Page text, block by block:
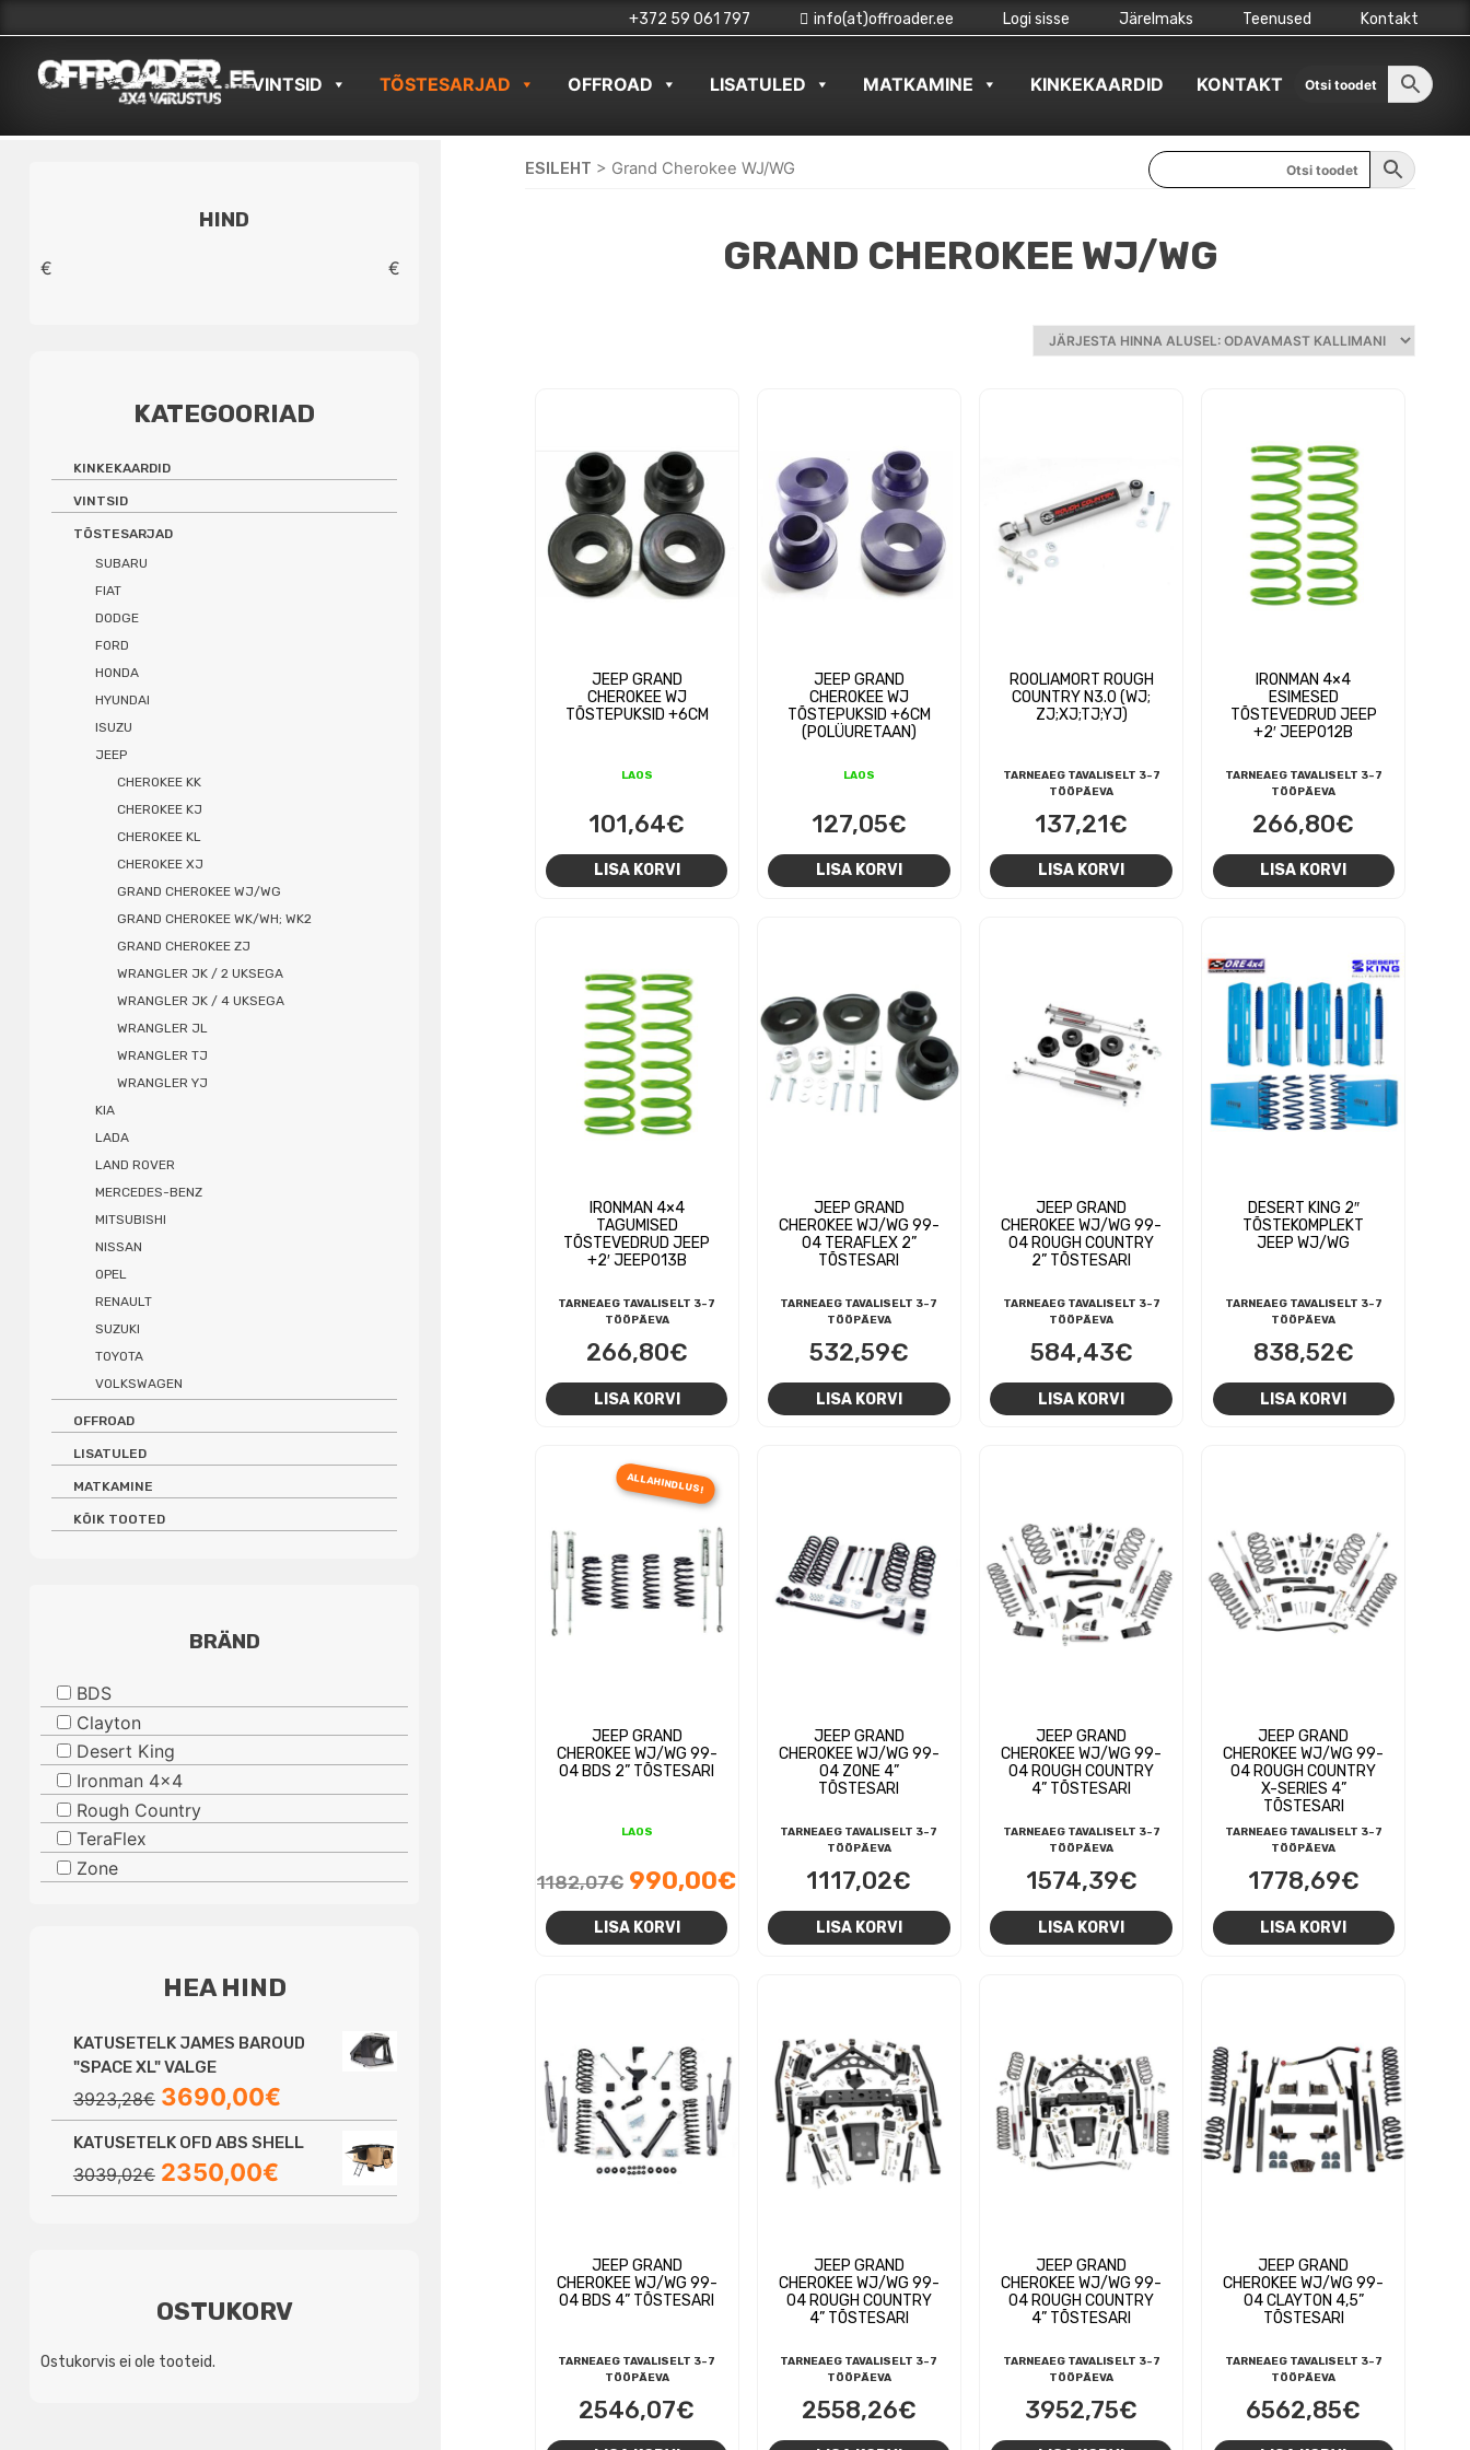
content
+372 59 061 797 info(at)offroader.ee Logi sisse Järelmaks Teenused Kontakt
VINTSID TÕSTESARJAD OFFROAD LISATULED MATKAMINE KINKEKAARDID KONTAKT
ESILEHT > Grand Cherokee WJ/WG
GRAND CHEROKEE WJ/WG
JEEP GRAND
CHEROKEE WJ
TÕSTEPUKSID +6CM
LAOS
101,64€
LISA KORVI
JEEP GRAND
CHEROKEE WJ
TÕSTEPUKSID +6CM
(POLÜURETAAN)
LAOS
127,05€
LISA KORVI
ROOLIAMORT ROUGH
COUNTRY N3.0 (WJ;
ZJ;XJ;TJ;YJ)
TARNEAEG TAVALISELT 3-7
TÖÖPÄEVA
137,21€
LISA KORVI
IRONMAN 4×4
ESIMESED
TÕSTEVEDRUD JEEP
+2′ JEEP012B
TARNEAEG TAVALISELT 3-7
TÖÖPÄEVA
266,80€
LISA KORVI
IRONMAN 4×4
TAGUMISED
TÕSTEVEDRUD JEEP
+2′ JEEP013B
TARNEAEG TAVALISELT 3-7
TÖÖPÄEVA
266,80€
LISA KORVI
JEEP GRAND
CHEROKEE WJ/WG 99-
04 TERAFLEX 2”
TÕSTESARI
TARNEAEG TAVALISELT 3-7
TÖÖPÄEVA
532,59€
LISA KORVI
JEEP GRAND
CHEROKEE WJ/WG 99-
04 ROUGH COUNTRY
2” TÕSTESARI
TARNEAEG TAVALISELT 3-7
TÖÖPÄEVA
584,43€
LISA KORVI
DESERT KING 2″
TÕSTEKOMPLEKT
JEEP WJ/WG
TARNEAEG TAVALISELT 3-7
TÖÖPÄEVA
838,52€
LISA KORVI
ALLAHINDLUS!
JEEP GRAND
CHEROKEE WJ/WG 99-
04 BDS 2” TÕSTESARI
LAOS
1182,07€ Algne
hind
oli:
990,00€Praegune
hind
LISA KORVI
JEEP GRAND
CHEROKEE WJ/WG 99-
04 ZONE 4”
TÕSTESARI
TARNEAEG TAVALISELT 3-7
TÖÖPÄEVA
1117,02€
LISA KORVI
JEEP GRAND
CHEROKEE WJ/WG 99-
04 ROUGH COUNTRY
4” TÕSTESARI
TARNEAEG TAVALISELT 3-7
TÖÖPÄEVA
1574,39€
LISA KORVI
JEEP GRAND
CHEROKEE WJ/WG 99-
04 ROUGH COUNTRY
X-SERIES 4”
TÕSTESARI
TARNEAEG TAVALISELT 3-7
TÖÖPÄEVA
1778,69€
LISA KORVI
JEEP GRAND
CHEROKEE WJ/WG 99-
04 BDS 4” TÕSTESARI
TARNEAEG TAVALISELT 3-7
TÖÖPÄEVA
2546,07€
JEEP GRAND
CHEROKEE WJ/WG 99-
04 ROUGH COUNTRY
4” TÕSTESARI
TARNEAEG TAVALISELT 3-7
TÖÖPÄEVA
2558,26€
JEEP GRAND
CHEROKEE WJ/WG 99-
04 ROUGH COUNTRY
4” TÕSTESARI
TARNEAEG TAVALISELT 3-7
TÖÖPÄEVA
3952,75€
JEEP GRAND
CHEROKEE WJ/WG 99-
04 CLAYTON 4,5”
TÕSTESARI
TARNEAEG TAVALISELT 3-7
TÖÖPÄEVA
6562,85€
HIND
€ €
KATEGOORIAD
KINKEKAARDID
VINTSID
TÕSTESARJAD
SUBARU
FIAT
DODGE
FORD
HONDA
HYUNDAI
ISUZU
JEEP
CHEROKEE KK
CHEROKEE KJ
CHEROKEE KL
CHEROKEE XJ
GRAND CHEROKEE WJ/WG
GRAND CHEROKEE WK/WH; WK2
GRAND CHEROKEE ZJ
WRANGLER JK / 2 UKSEGA
WRANGLER JK / 4 UKSEGA
WRANGLER JL
WRANGLER TJ
WRANGLER YJ
KIA
LADA
LAND ROVER
MERCEDES-BENZ
MITSUBISHI
NISSAN
OPEL
RENAULT
SUZUKI
TOYOTA
VOLKSWAGEN
OFFROAD
LISATULED
MATKAMINE
KÕIK TOOTED
BRÄND
BDS
Clayton
Desert King
Ironman 4x4
Rough Country
TeraFlex
Zone
HEA HIND
KATUSETELK JAMES BAROUD
"SPACE XL" VALGE
3923,28€ Algne
hind
oli:
3923,28€.
3690,00€Praegune
hind
on:
3690,00€.
KATUSETELK OFD ABS SHELL
3039,02€ Algne
hind
2350,00€Praegune
hind
OSTUKORV
Ostukorvis ei ole tooteid.